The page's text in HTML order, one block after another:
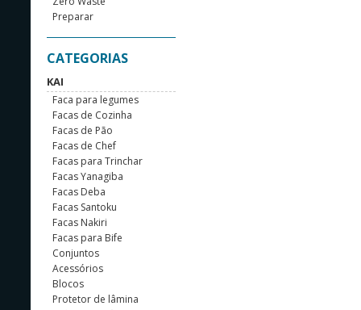
Preparar
CATEGORIAS
KAI
Faca para legumes
Facas de Cozinha
Facas de Pão
Facas de Chef
Facas para Trinchar
Facas Yanagiba
Facas Deba
Facas Santoku
Facas Nakiri
Facas para Bife
Conjuntos
Acessórios
Blocos
Protetor de lâmina